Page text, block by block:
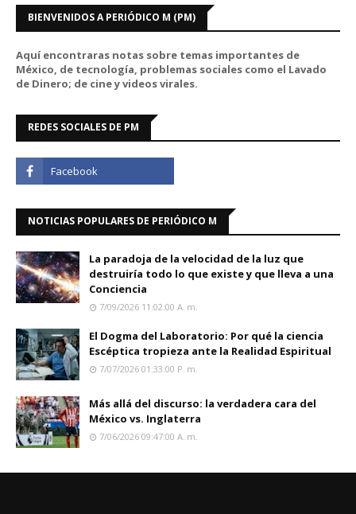
BIENVENIDOS A PERIÓDICO M (PM)
Aquí encontraras notas sobre temas importantes de
México, de tecnología, problemas sociales como el Lavado
de Dinero; de cine y videos virales.
REDES SOCIALES DE PM
NOTICIAS POPULARES DE PERIÓDICO M
La paradoja de la velocidad de la luz que
destruiría todo lo que existe y que lleva a una
Conciencia
7/09/2026 11:02:00 A. M.
El Dogma del Laboratorio: Por qué la ciencia
Escéptica tropieza ante la Realidad Espiritual
7/07/2026 01:33:00 P. M.
Más allá del discurso: la verdadera cara del
México vs. Inglaterra
7/06/2026 09:47:00 A. M.